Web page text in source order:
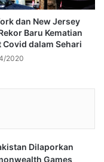
dan New Jersey
Baru Kematian
Covid dalam Sehari
2020
Dilaporkan
Games